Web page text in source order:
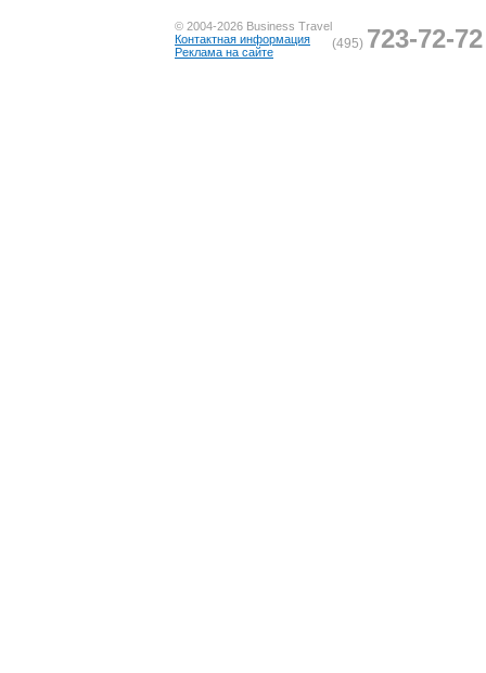
© 2004-2026 Business Travel
Контактная информация
Реклама на сайте
(495) 723-72-72